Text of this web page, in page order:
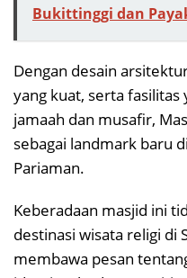
Bukittinggi dan
Dengan desain
yang kuat, serta
jamaah dan musafir,
sebagai landmark baru
Pariaman.
Keberadaan masjid ini
destinasi wisata religi di
membawa pesan